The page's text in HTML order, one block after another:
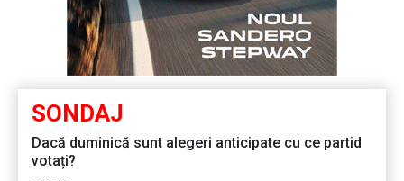
SONDAJ
Dacă duminică sunt alegeri anticipate cu ce partid
votați?